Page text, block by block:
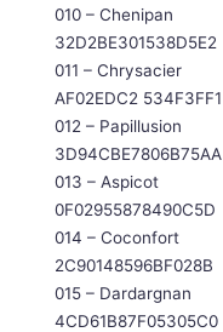
010 – Chenipan
32D2BE301538D5E2
011 – Chrysacier
AF02EDC2 534F3FF1
012 – Papillusion
3D94CBE7806B75AA
013 – Aspicot
0F02955878490C5D
014 – Coconfort
2C90148596BF028B
015 – Dardargnan
4CD61B87F05305C0